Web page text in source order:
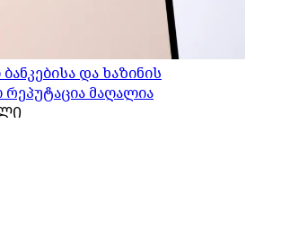
და ხაზინის
მაღალია